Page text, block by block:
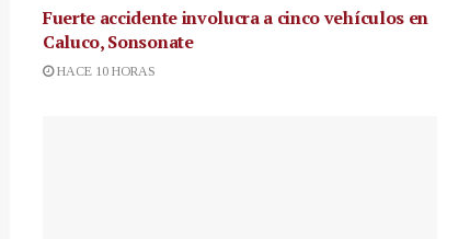
Fuerte accidente involucra a cinco vehículos en
Caluco, Sonsonate
HACE 10 HORAS